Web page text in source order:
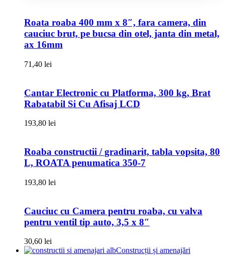
Roata roaba 400 mm x 8″, fara camera, din
cauciuc brut, pe bucsa din otel, janta din metal,
ax 16mm
71,40 lei
Cantar Electronic cu Platforma, 300 kg, Brat
Rabatabil Si Cu Afisaj LCD
193,80 lei
Roaba constructii / gradinarit, tabla vopsita, 80
L, ROATA penumatica 350-7
193,80 lei
Cauciuc cu Camera pentru roaba, cu valva
pentru ventil tip auto, 3,5 x 8″
30,60 lei
Construcții și amenajări